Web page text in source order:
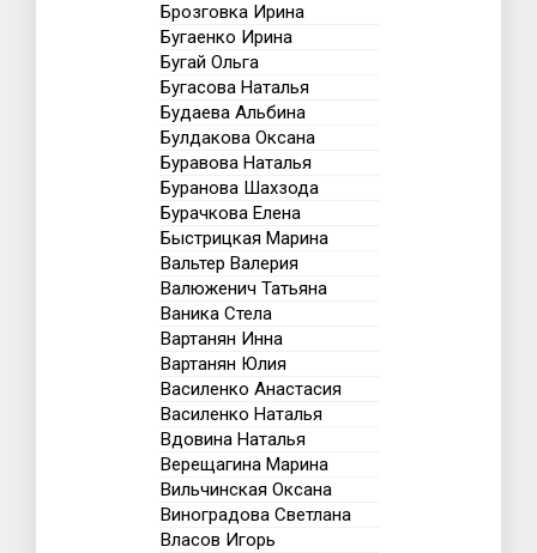
Брозговка Ирина
Бугаенко Ирина
Бугай Ольга
Бугасова Наталья
Будаева Альбина
Булдакова Оксана
Буравова Наталья
Буранова Шахзода
Бурачкова Елена
Быстрицкая Марина
Вальтер Валерия
Валюженич Татьяна
Ваника Стела
Вартанян Инна
Вартанян Юлия
Василенко Анастасия
Василенко Наталья
Вдовина Наталья
Верещагина Марина
Вильчинская Оксана
Виноградова Светлана
Власов Игорь